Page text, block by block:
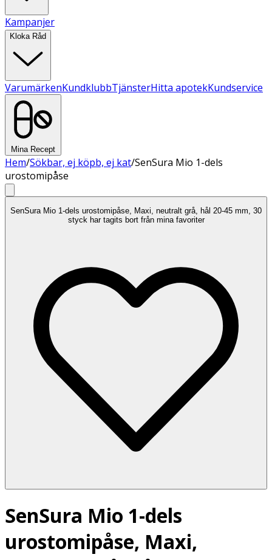
Kampanjer
Kloka Råd
VarumärkenKundklubbTjänsterHitta apotekKundservice
Mina Recept
Hem/Sökbar, ej köpb, ej kat/SenSura Mio 1-dels
urostomipåse
SenSura Mio 1-dels urostomipåse, Maxi, neutralt grå, hål 20-45 mm, 30
styck har tagits bort från mina favoriter
SenSura Mio 1-dels
urostomipåse, Maxi,